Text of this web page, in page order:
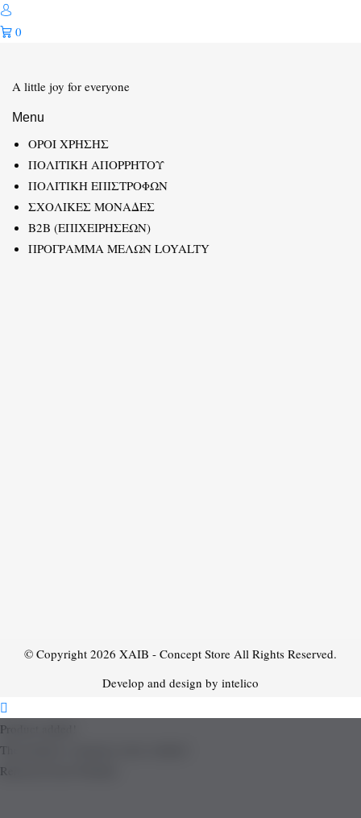
0
A little joy for everyone
Menu
ΟΡΟΙ ΧΡΗΣΗΣ
ΠΟΛΙΤΙΚΗ ΑΠΟΡΡΗΤΟΥ
ΠΟΛΙΤΙΚΗ ΕΠΙΣΤΡΟΦΩΝ
ΣΧΟΛΙΚΕΣ ΜΟΝΑΔΕΣ
B2B (ΕΠΙΧΕΙΡΗΣΕΩΝ)
ΠΡΟΓΡΑΜΜΑ ΜΕΛΩΝ LOYALTY
© Copyright 2026 XAIB - Concept Store All Rights Reserved.
Develop and design by intelico
Product added!
The product is already in the wishlist!
Removed from Wishlist